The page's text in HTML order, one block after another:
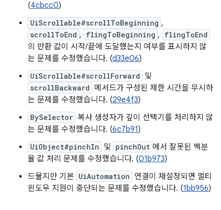
(4cbcc0)
UiScrollable#scrollToBeginning ,
scrollToEnd , flingToBeginning , flingToEnd
의 반환 값이 시작/끝에 도달했는지 여부를 표시하지 않
는 문제를 수정했습니다. (d33e06)
UiScrollable#scrollForward 및
scrollBackward 메서드가 구성된 제한 시간을 무시하
는 문제를 수정했습니다. (29e4f3)
BySelector 복사 생성자가 깊이 선택기를 처리하지 않
는 문제를 수정했습니다. (6c7b91)
UiObject#pinchIn 및 pinchOut 에서 잘못된 백분
율 값 처리 문제를 수정했습니다. (01b973)
드물지만 기본 UiAutomation 연결이 재설정되면 멀티
윈도우 지원이 중단되는 문제를 수정했습니다. (1bb956)